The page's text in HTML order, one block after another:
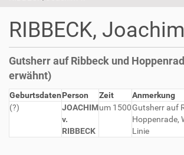
RIBBECK,
Gutsherr auf Ribbeck und
erwähnt)
GeburtsdatenPerson Zeit
Anmerkung
(?)
JOACHIM
v.
RIBBECK
um 1500Gutsherr auf
Hoppenrade,
Linie